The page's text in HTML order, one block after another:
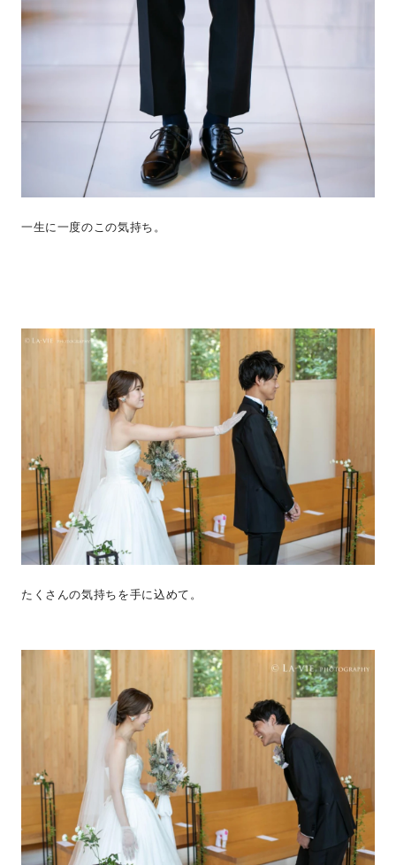
一生に一度のこの気持ち。
たくさんの気持ちを手に込めて。